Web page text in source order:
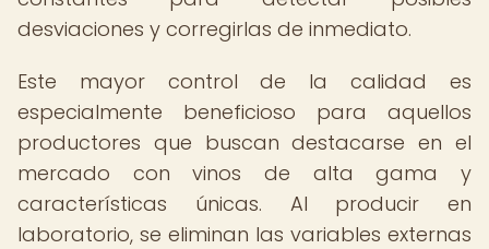
desviaciones y corregirlas de inmediato.
Este mayor control de la calidad es
especialmente beneficioso para aquellos
productores que buscan destacarse en el
mercado con vinos de alta gama y
características únicas. Al producir en
laboratorio, se eliminan las variables externas